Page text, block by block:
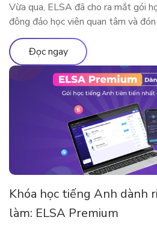
Vừa qua, ELSA đã cho ra mắt gói
đông đảo học viên quan tâm và
Premium có gì khác so với ELSA
cùng tìm hiểu qua bài viết này nhé!
Đọc ngay
Khóa học tiếng Anh dành
làm: ELSA Premium